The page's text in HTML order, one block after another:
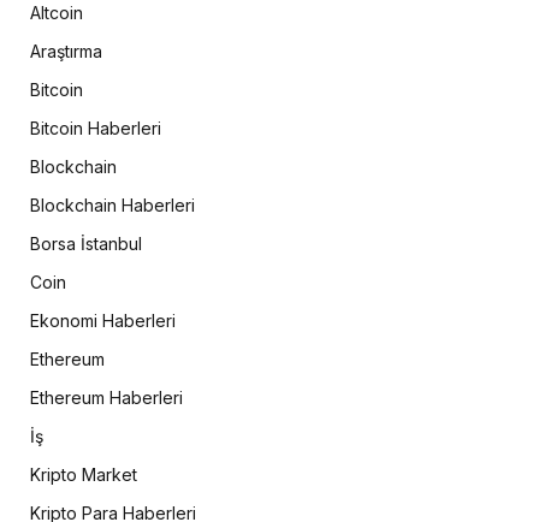
Altcoin
Araştırma
Bitcoin
Bitcoin Haberleri
Blockchain
Blockchain Haberleri
Borsa İstanbul
Coin
Ekonomi Haberleri
Ethereum
Ethereum Haberleri
İş
Kripto Market
Kripto Para Haberleri